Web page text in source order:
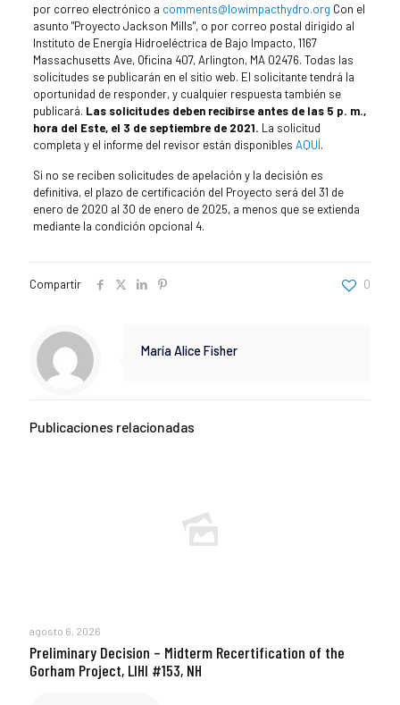
por correo electrónico a comments@lowimpacthydro.org Con el
asunto "Proyecto Jackson Mills", o por correo postal dirigido al
Instituto de Energía Hidroeléctrica de Bajo Impacto, 1167
Massachusetts Ave, Oficina 407, Arlington, MA 02476. Todas las
solicitudes se publicarán en el sitio web. El solicitante tendrá la
oportunidad de responder, y cualquier respuesta también se
publicará. Las solicitudes deben recibirse antes de las 5 p. m.,
hora del Este, el 3 de septiembre de 2021. La solicitud
completa y el informe del revisor están disponibles AQUÍ.
Si no se reciben solicitudes de apelación y la decisión es
definitiva, el plazo de certificación del Proyecto será del 31 de
enero de 2020 al 30 de enero de 2025, a menos que se extienda
mediante la condición opcional 4.
Compartir 0
María Alice Fisher
Publicaciones relacionadas
agosto 6, 2026
Preliminary Decision – Midterm Recertification of the
Gorham Project, LIHI #153, NH